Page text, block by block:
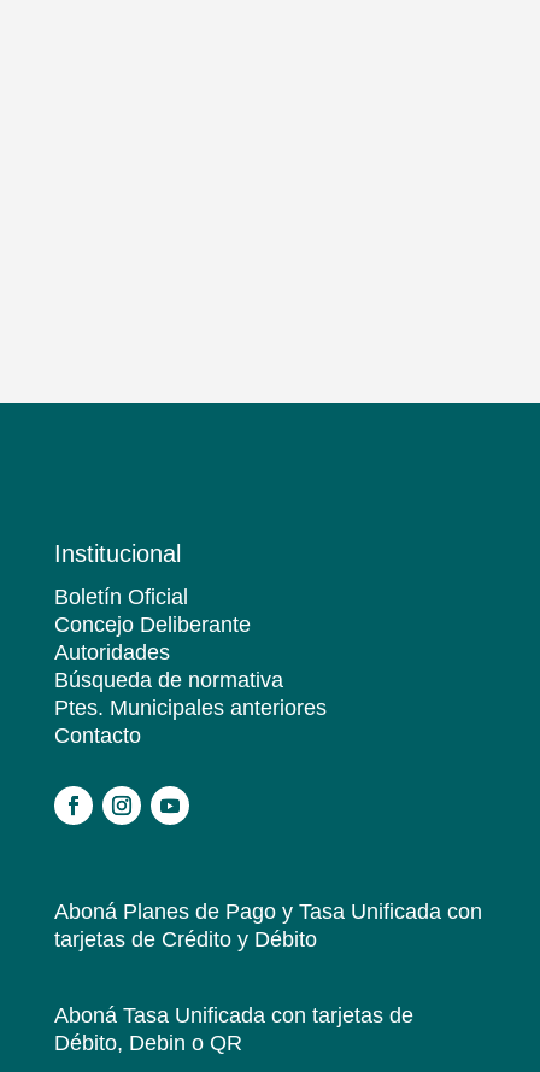
Institucional
Boletín Oficial
Concejo Deliberante
Autoridades
Búsqueda de normativa
Ptes. Municipales anteriores
Contacto
Aboná Planes de Pago y Tasa Unificadacon
tarjetas de Crédito y Débito
Aboná Tasa Unificadacon tarjetas de
Débito, Debin o QR